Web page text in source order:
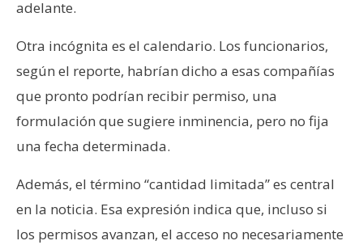
adelante.
Otra incógnita es el calendario. Los funcionarios,
según el reporte, habrían dicho a esas compañías
que pronto podrían recibir permiso, una
formulación que sugiere inminencia, pero no fija
una fecha determinada.
Además, el término “cantidad limitada” es central
en la noticia. Esa expresión indica que, incluso si
los permisos avanzan, el acceso no necesariamente